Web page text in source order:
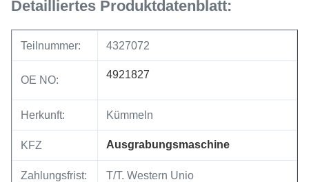
Detailliertes Produktdatenblatt:
Teilnummer: 4327072
OE NO: 4921827
Herkunft: Kümmeln
KFZ Ausgrabungsmaschine
Zahlungsfrist: T/T. Western Unio